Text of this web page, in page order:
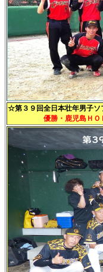
☆第３９回全日本壮年男子
優勝・鹿児島Ｈ